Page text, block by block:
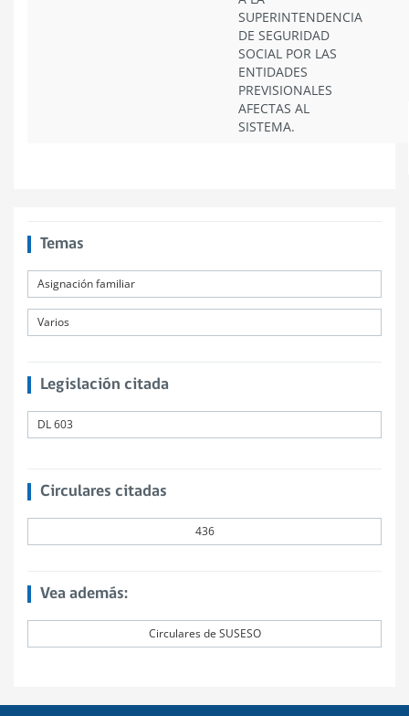
SUPERINTENDENCIA
DE SEGURIDAD
SOCIAL POR LAS
ENTIDADES
PREVISIONALES
AFECTAS AL
SISTEMA.
Temas
Asignación familiar
Varios
Legislación citada
DL 603
Circulares citadas
436
Vea además:
Circulares de SUSESO